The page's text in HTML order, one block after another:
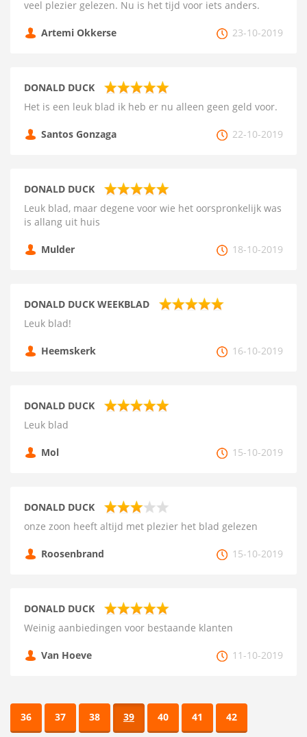
veel plezier gelezen. Nu is het tijd voor iets anders.
Artemi Okkerse 23-10-2019
DONALD DUCK
Het is een leuk blad ik heb er nu alleen geen geld voor.
Santos Gonzaga 22-10-2019
DONALD DUCK
Leuk blad, maar degene voor wie het oorspronkelijk was
is allang uit huis
Mulder 18-10-2019
DONALD DUCK WEEKBLAD
Leuk blad!
Heemskerk 16-10-2019
DONALD DUCK
Leuk blad
Mol 15-10-2019
DONALD DUCK
onze zoon heeft altijd met plezier het blad gelezen
Roosenbrand 15-10-2019
DONALD DUCK
Weinig aanbiedingen voor bestaande klanten
Van Hoeve 11-10-2019
36 37 38 39 40 41 42